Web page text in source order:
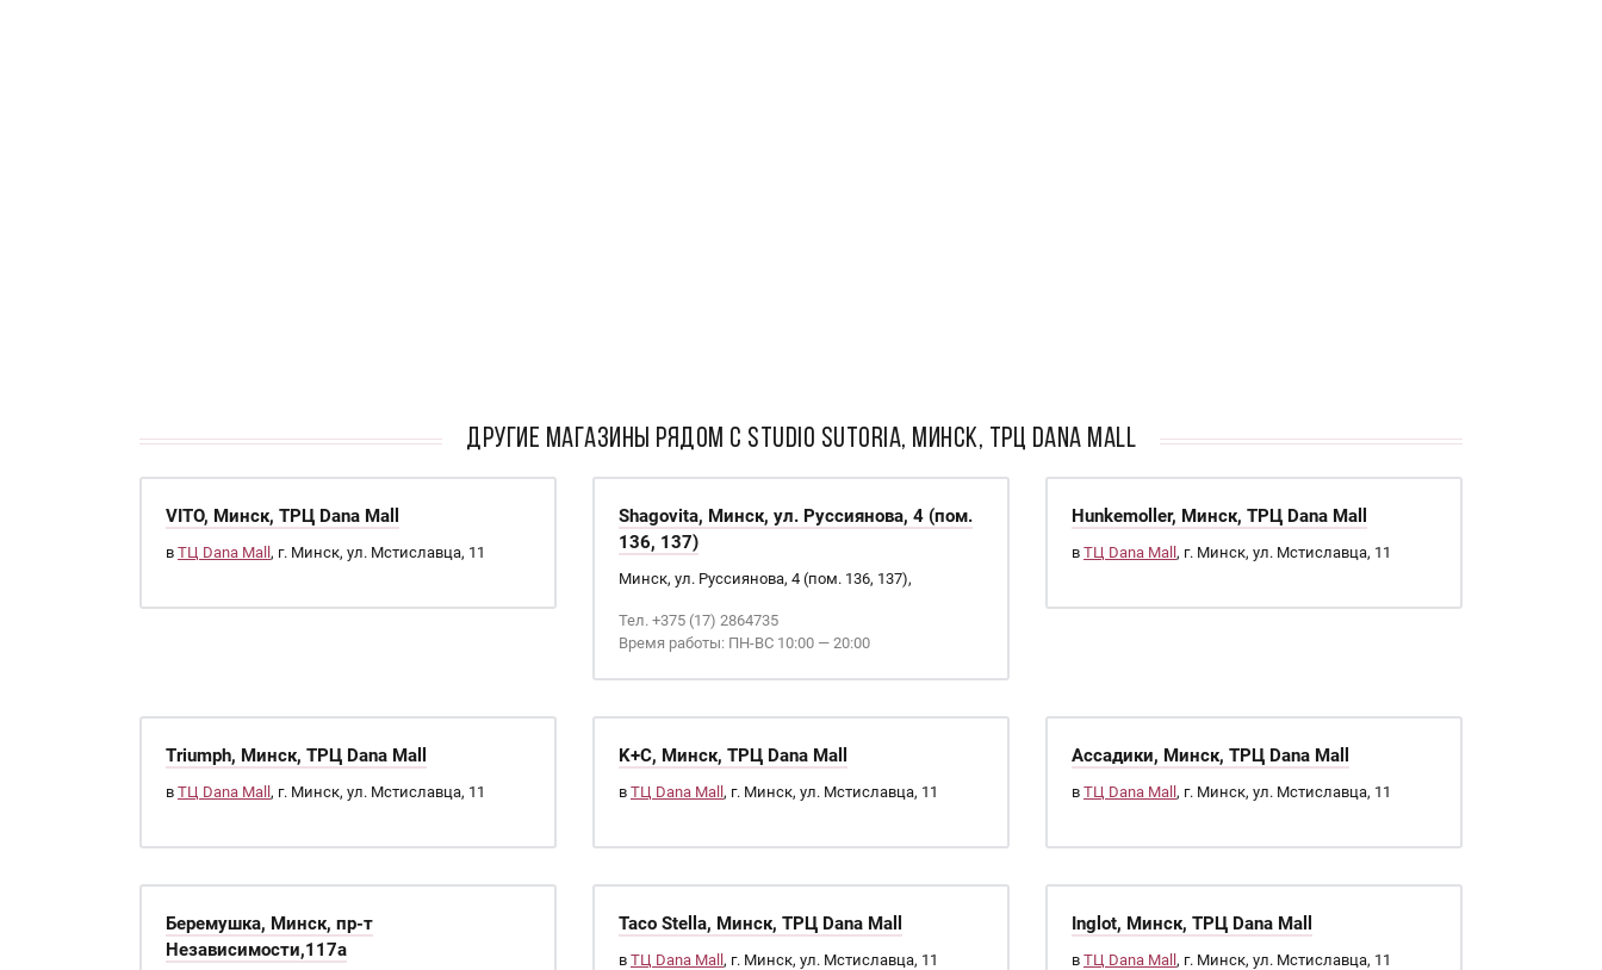
ДРУГИЕ МАГАЗИНЫ РЯДОМ С Studio Sutoria, Минск, ТРЦ Dana Mall
VITO, Минск, ТРЦ Dana Mall
в ТЦ Dana Mall , г. Минск, ул. Мстиславца, 11
Shagovita, Минск, ул. Руссиянова, 4 (пом.
136, 137)
Минск, ул. Руссиянова, 4 (пом. 136, 137),
Тел. +375 (17) 2864735
Время работы: ПН-ВС 10:00 — 20:00
Hunkemoller, Минск, ТРЦ Dana Mall
в ТЦ Dana Mall , г. Минск, ул. Мстиславца, 11
Triumph, Минск, ТРЦ Dana Mall
в ТЦ Dana Mall , г. Минск, ул. Мстиславца, 11
K+C, Минск, ТРЦ Dana Mall
в ТЦ Dana Mall , г. Минск, ул. Мстиславца, 11
Ассадики, Минск, ТРЦ Dana Mall
в ТЦ Dana Mall , г. Минск, ул. Мстиславца, 11
Беремушка, Минск, пр-т
Независимости,117а
Taco Stella, Минск, ТРЦ Dana Mall
в ТЦ Dana Mall , г. Минск, ул. Мстиславца, 11
Inglot, Минск, ТРЦ Dana Mall
в ТЦ Dana Mall , г. Минск, ул. Мстиславца, 11